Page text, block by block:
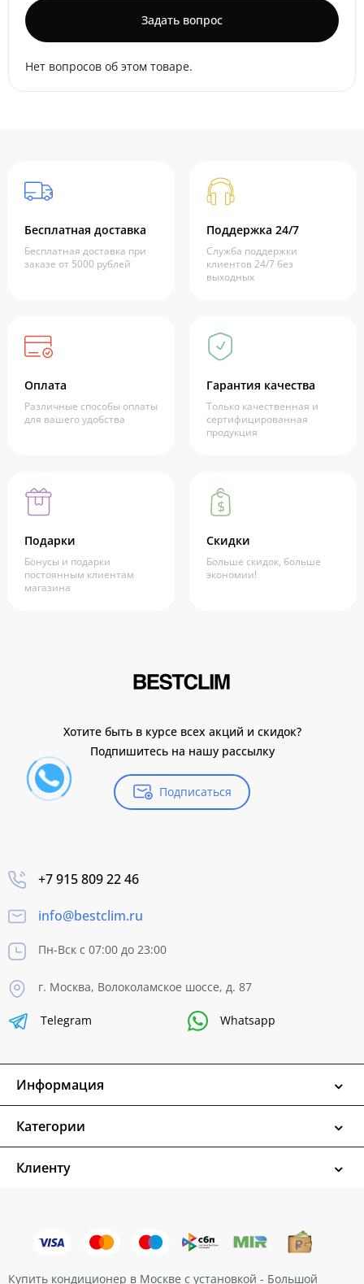
Задать вопрос
Нет вопросов об этом товаре.
Бесплатная доставка
Бесплатная доставка при
заказе от 5000 рублей
Поддержка 24/7
Служба поддержки
клиентов 24/7 без
выходных
Оплата
Различные способы оплаты
для вашего удобства
Гарантия качества
Только качественная и
сертифицированная
продукция
Подарки
Бонусы и подарки
постоянным клиентам
магазина
Скидки
Больше скидок, больше
экономии!
Хотите быть в курсе всех акций и скидок?
Подпишитесь на нашу рассылку
Подписаться
+7 915 809 22 46
info@bestclim.ru
Пн-Вск с 07:00 до 23:00
г. Москва, Волоколамское шоссе, д. 87
Telegram Whatsapp
Информация
Категории
Клиенту
Купить кондиционер в Москве с установкой - Большой